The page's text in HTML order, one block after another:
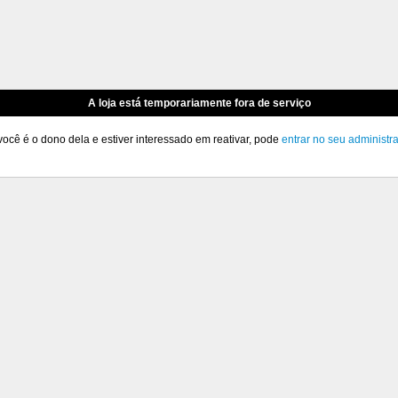
A loja está temporariamente fora de serviço
é o dono dela e estiver interessado em reativar, pode entrar no seu